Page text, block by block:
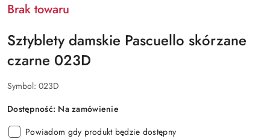
Brak towaru
Sztyblety damskie Pascuello skórzane
czarne 023D
Symbol: 023D
Dostępność: Na zamówienie
Powiadom gdy produkt będzie dostępny